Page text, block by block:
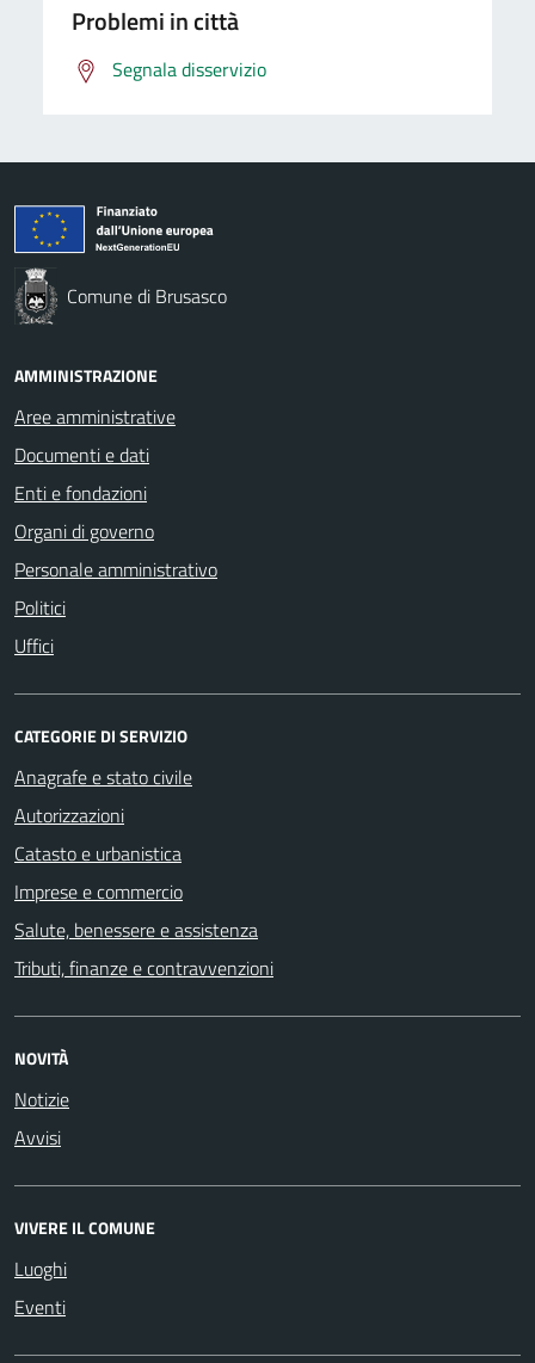
Problemi in città
Segnala disservizio
Comune di Brusasco
AMMINISTRAZIONE
Aree amministrative
Documenti e dati
Enti e fondazioni
Organi di governo
Personale amministrativo
Politici
Uffici
CATEGORIE DI SERVIZIO
Anagrafe e stato civile
Autorizzazioni
Catasto e urbanistica
Imprese e commercio
Salute, benessere e assistenza
Tributi, finanze e contravvenzioni
NOVITÀ
Notizie
Avvisi
VIVERE IL COMUNE
Luoghi
Eventi